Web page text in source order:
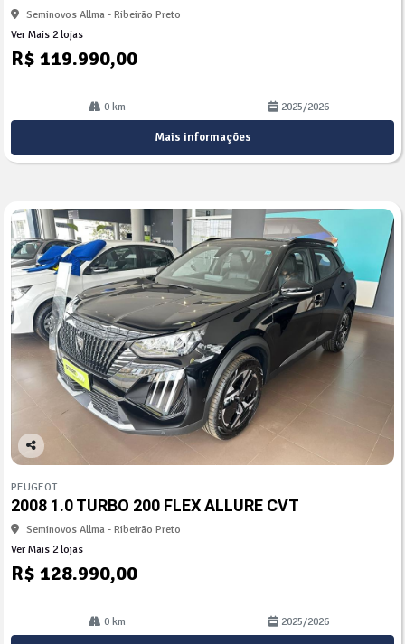
Seminovos Allma - Ribeirão Preto
Ver Mais 2 lojas
R$ 119.990,00
0 km 2025/2026
Mais informações
Co
arti
lhe
PEUGEOT
2008 1.0 TURBO 200 FLEX ALLURE CVT
Seminovos Allma - Ribeirão Preto
Ver Mais 2 lojas
R$ 128.990,00
0 km 2025/2026